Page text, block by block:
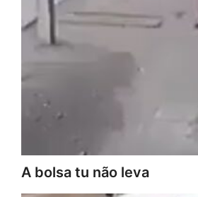
A bolsa tu não leva